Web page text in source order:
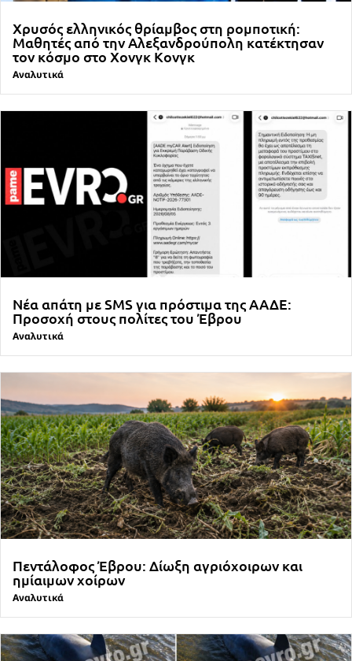
Χρυσός ελληνικός θρίαμβος στη ρομποτική:
Μαθητές από την Αλεξανδρούπολη κατέκτησαν
τον κόσμο στο Χονγκ Κονγκ
Αναλυτικά
Νέα απάτη με SMS για πρόστιμα της ΑΑΔΕ:
Προσοχή στους πολίτες του Έβρου
Αναλυτικά
Πεντάλοφος Έβρου: Δίωξη αγριόχοιρων και
ημίαιμων χοίρων
Αναλυτικά